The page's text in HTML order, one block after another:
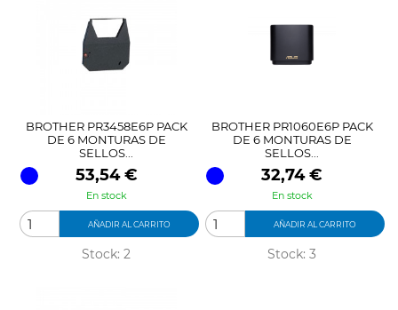
BROTHER PR3458E6P PACK
DE 6 MONTURAS DE
SELLOS...
Precio
53,54 €
En stock
AÑADIR AL CARRITO
Stock: 2
BROTHER PR1060E6P PACK
DE 6 MONTURAS DE
SELLOS...
Precio
32,74 €
En stock
AÑADIR AL CARRITO
Stock: 3